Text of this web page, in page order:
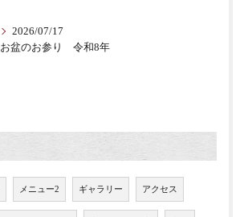
2026/07/17
お盆のお参り 令和8年
メニュー2 ギャラリー アクセス